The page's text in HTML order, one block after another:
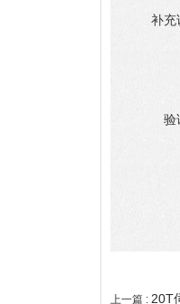
补充
验
上一篇 : 20T